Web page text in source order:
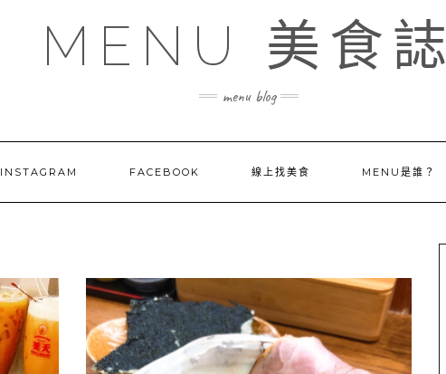
MENU 美食誌
menu blog
INSTAGRAM FACEBOOK 線上找美食 MENU是誰？